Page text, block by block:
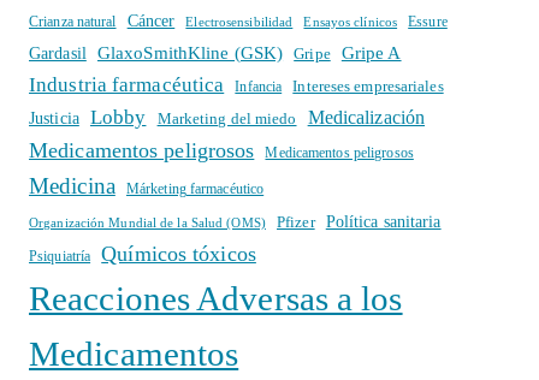
Crianza natural Cáncer Electrosensibilidad Ensayos clínicos Essure
Gardasil GlaxoSmithKline (GSK) Gripe Gripe A
Industria farmacéutica Infancia
Intereses empresariales
Justicia
Lobby Marketing del miedo Medicalización
Medicamentos peligrosos Medicamentos peligrosos
Medicina Márketing farmacéutico
Organización Mundial de la Salud (OMS) Pfizer Política sanitaria
Psiquiatría Químicos tóxicos
Reacciones Adversas a los
Medicamentos